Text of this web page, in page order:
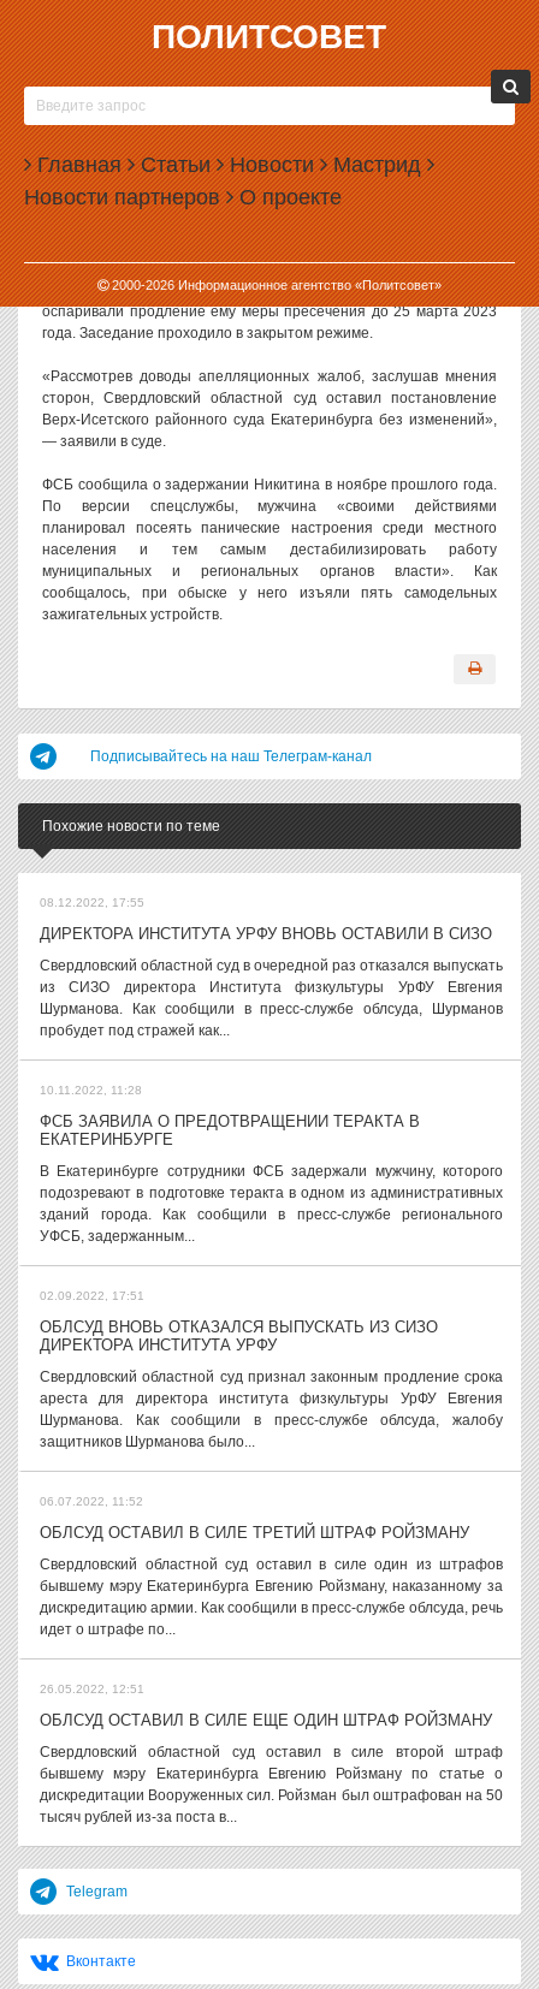
ПОЛИТСОВЕТ
Главная Статьи Новости Мастрид
Новости партнеров О проекте
2000-2026Информационное агентство «Политсовет»
11.01.2023, 17:00
ОБЛСУД ОСТАВИЛ В СИЗО ЕКАТЕРИНБУРЖЦА,
ОБВИНЯЕМОГО В ПОПЫТКЕ ПОДЖЕЧЬ
ВОЕНКОМАТ
Свердловский областной суд оставил под арестом
екатеринбуржца Михаила Никитина, которого обвиняют в
попытке поджечь один из районных военкоматов.
Как сообщили в пресс-службе облсуда, Никитин и его защита
оспаривали продление ему меры пресечения до 25 марта 2023
года. Заседание проходило в закрытом режиме.
«Рассмотрев доводы апелляционных жалоб, заслушав мнения
сторон, Свердловский областной суд оставил постановление
Верх-Исетского районного суда Екатеринбурга без изменений»,
— заявили в суде.
ФСБ сообщила о задержании Никитина в ноябре прошлого года.
По версии спецслужбы, мужчина «своими действиями
планировал посеять панические настроения среди местного
населения и тем самым дестабилизировать работу
муниципальных и региональных органов власти». Как
сообщалось, при обыске у него изъяли пять самодельных
зажигательных устройств.
Подписывайтесь на наш Телеграм-канал
Похожие новости по теме
08.12.2022, 17:55
ДИРЕКТОРА ИНСТИТУТА УРФУ ВНОВЬ ОСТАВИЛИ В СИЗО
Свердловский областной суд в очередной раз отказался выпускать
из СИЗО директора Института физкультуры УрФУ Евгения
Шурманова. Как сообщили в пресс-службе облсуда, Шурманов
пробудет под стражей как...
10.11.2022, 11:28
ФСБ ЗАЯВИЛА О ПРЕДОТВРАЩЕНИИ ТЕРАКТА В
ЕКАТЕРИНБУРГЕ
В Екатеринбурге сотрудники ФСБ задержали мужчину, которого
подозревают в подготовке теракта в одном из административных
зданий города. Как сообщили в пресс-службе регионального
УФСБ, задержанным...
02.09.2022, 17:51
ОБЛСУД ВНОВЬ ОТКАЗАЛСЯ ВЫПУСКАТЬ ИЗ СИЗО
ДИРЕКТОРА ИНСТИТУТА УРФУ
Свердловский областной суд признал законным продление срока
ареста для директора института физкультуры УрФУ Евгения
Шурманова. Как сообщили в пресс-службе облсуда, жалобу
защитников Шурманова было...
06.07.2022, 11:52
ОБЛСУД ОСТАВИЛ В СИЛЕ ТРЕТИЙ ШТРАФ РОЙЗМАНУ
Свердловский областной суд оставил в силе один из штрафов
бывшему мэру Екатеринбурга Евгению Ройзману, наказанному за
дискредитацию армии. Как сообщили в пресс-службе облсуда, речь
идет о штрафе по...
26.05.2022, 12:51
ОБЛСУД ОСТАВИЛ В СИЛЕ ЕЩЕ ОДИН ШТРАФ РОЙЗМАНУ
Свердловский областной суд оставил в силе второй штраф
бывшему мэру Екатеринбурга Евгению Ройзману по статье о
дискредитации Вооруженных сил. Ройзман был оштрафован на 50
тысяч рублей из-за поста в...
Telegram
Вконтакте